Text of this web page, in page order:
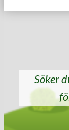
Söker